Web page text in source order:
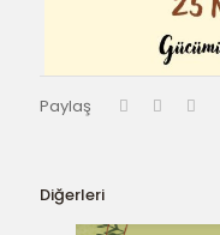
Paylaş
Diğerleri